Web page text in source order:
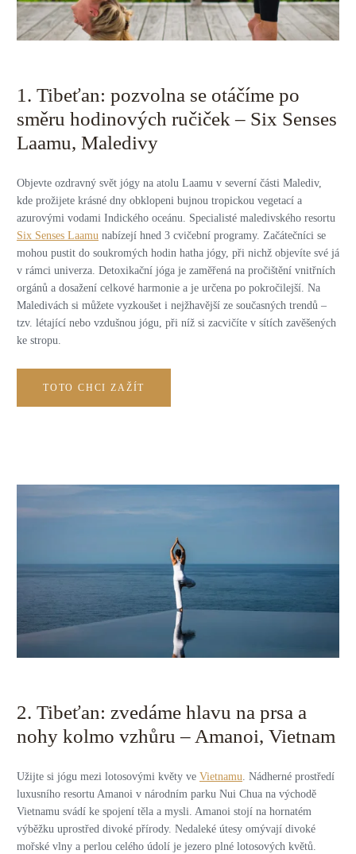
1. Tibeťan: pozvolna se otáčíme po
směru hodinových ručiček – Six Senses
Laamu, Maledivy
Objevte ozdravný svět jógy na atolu Laamu v severní části Malediv,
kde prožijete krásné dny obklopeni bujnou tropickou vegetací a
azurovými vodami Indického oceánu. Specialisté maledivského resortu
Six Senses Laamu nabízejí hned 3 cvičební programy. Začátečníci se
mohou pustit do soukromých hodin hatha jógy, při nichž objevíte své já
v rámci univerza. Detoxikační jóga je zaměřená na pročištění vnitřních
orgánů a dosažení celkové harmonie a je určena po pokročilejší. Na
Maledivách si můžete vyzkoušet i nejžhavější ze současných trendů –
tzv. létající nebo vzdušnou jógu, při níž si zacvičíte v sítích zavěšených
ke stropu.
TOTO CHCI ZAŽÍT
2. Tibeťan: zvedáme hlavu na prsa a
nohy kolmo vzhůru – Amanoi, Vietnam
Užijte si jógu mezi lotosovými květy ve Vietnamu. Nádherné prostředí
luxusního resortu Amanoi v národním parku Nui Chua na východě
Vietnamu svádí ke spojení těla a mysli. Amanoi stojí na hornatém
výběžku uprostřed divoké přírody. Nedaleké útesy omývají divoké
mořské vlny a perlou celého údolí je jezero plné lotosových květů.